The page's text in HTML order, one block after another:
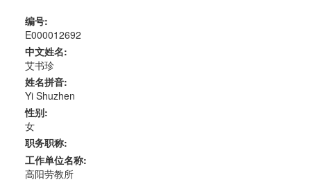
编号:
E000012692
中文姓名:
艾书珍
姓名拼音:
Yi Shuzhen
性别:
女
职务职称:
工作单位名称:
高阳劳教所